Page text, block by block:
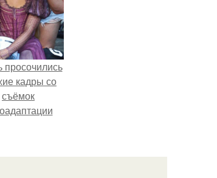
просочились
кадры со
съёмок